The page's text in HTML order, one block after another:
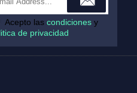
Acepto lascondiciones y
de privacidad